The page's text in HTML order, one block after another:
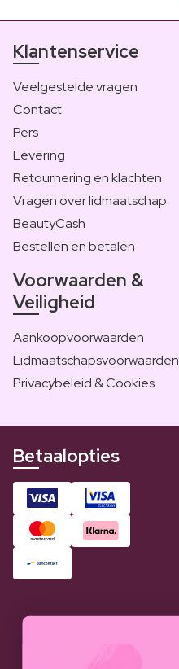
Klantenservice
Veelgestelde vragen
Contact
Pers
Levering
Retournering en klachten
Vragen over lidmaatschap
BeautyCash
Bestellen en betalen
Voorwaarden &
Veiligheid
Aankoopvoorwaarden
Lidmaatschapsvoorwaarden
Privacybeleid & Cookies
Betaalopties